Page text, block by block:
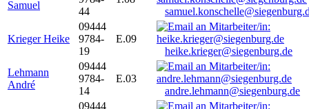
Samuel
44
Krieger Heike
09444
9784-
19
E.09
heike.krieger@siegenburg.de
Lehmann
André
09444
9784-
14
E.03
andre.lehmann@siegenburg.de
09444